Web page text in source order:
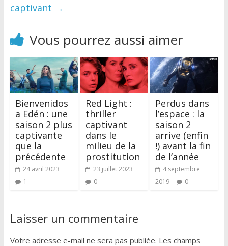
captivant →
Vous pourrez aussi aimer
Bienvenidos
a Edén : une
saison 2 plus
captivante
que la
précédente
24 avril 2023
1
Red Light :
thriller
captivant
dans le
milieu de la
prostitution
23 juillet 2023
0
Perdus dans
l’espace : la
saison 2
arrive (enfin
!) avant la fin
de l’année
4 septembre
2019
0
Laisser un commentaire
Votre adresse e-mail ne sera pas publiée. Les champs